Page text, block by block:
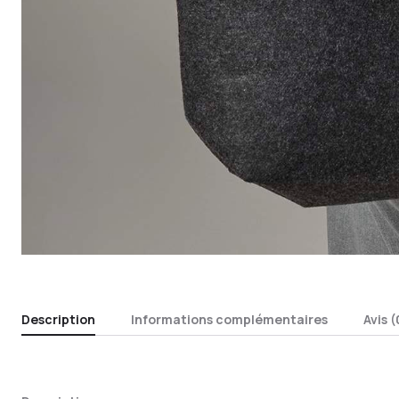
Description Informations complémentaires Avis